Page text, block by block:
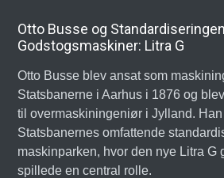
Otto Busse og
Godstogsmaskiner: Litra G
Otto Busse blev ansat som
Statsbanerne i Aarhus i 1876 og
til overmaskiningeniør i Jylland.
Statsbanernes omfattende
maskinparken, hvor den nye Litra G
spillede en central rolle.